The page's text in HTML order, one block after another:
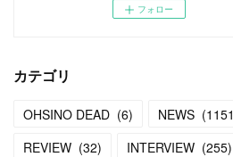
フォロー
カテゴリ
OHSINO DEAD (6) NEWS (1151
REVIEW (32) INTERVIEW (255)